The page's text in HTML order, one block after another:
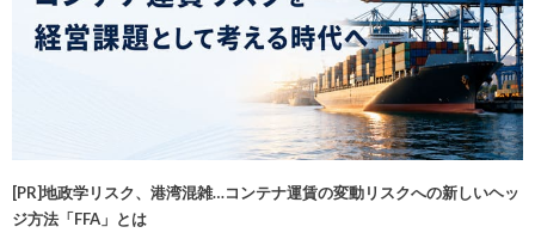
[PR]地政学リスク、港湾混雑…コンテナ運賃の変動リスクへの新しいヘッ
ジ方法「FFA」とは